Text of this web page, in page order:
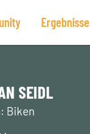
Ergebnisse
SEIDL
Biken